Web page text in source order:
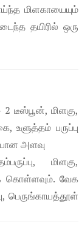
மிளகாயையும்
தயிரில் ஒரு
2 டீஸ்பூன், மிளகு,
உளுத்தம் பருப்பு
அளவு
மிளகு,
கொள்ளவும். வேக
பெருங்காயத்தூள்